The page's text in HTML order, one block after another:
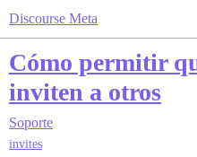
Discourse Meta
Cómo permitir
inviten a otros
Soporte
invites